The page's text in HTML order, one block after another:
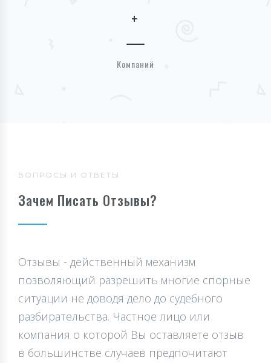
+
Компаний
ВОПРОСЫ И ОТВЕТЫ
Зачем Писать Отзывы?
Отзывы - действенный механизм
позволяющий разрешить многие спорные
ситуации не доводя дело до судебного
разбирательства. Частное лицо или
компания о которой Вы оставляете отзыв
в большинстве случаев предпочитают